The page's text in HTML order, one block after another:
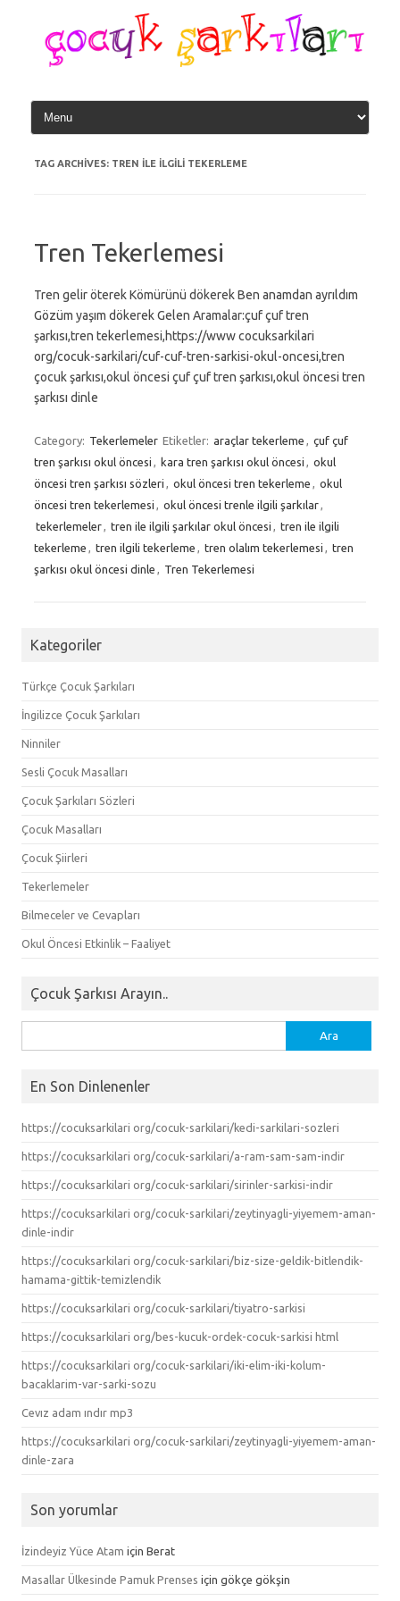
content
TAG ARCHIVES: TREN ILE ILGILI TEKERLEME
Tren Tekerlemesi
Tren gelir öterek Kömürünü dökerek Ben anamdan ayrıldım
Gözüm yaşım dökerek Gelen Aramalar:çuf çuf tren
şarkısı,tren tekerlemesi,https://www cocuksarkilari
org/cocuk-sarkilari/cuf-cuf-tren-sarkisi-okul-oncesi,tren
çocuk şarkısı,okul öncesi çuf çuf tren şarkısı,okul öncesi tren
şarkısı dinle
Category: Tekerlemeler Etiketler: araçlar tekerleme
çuf çuf
tren şarkısı okul öncesi
kara tren şarkısı okul öncesi
okul
öncesi tren şarkısı sözleri
okul öncesi tren tekerleme
okul
öncesi tren tekerlemesi
okul öncesi trenle ilgili şarkılar
tekerlemeler
tren ile ilgili şarkılar okul öncesi
tren ile ilgili
tekerleme
tren ilgili tekerleme tren olalım tekerlemesi
tren
şarkısı okul öncesi dinle
Tren Tekerlemesi
Kategoriler
Türkçe Çocuk Şarkıları
İngilizce Çocuk Şarkıları
Ninniler
Sesli Çocuk Masalları
Çocuk Şarkıları Sözleri
Çocuk Masalları
Çocuk Şiirleri
Tekerlemeler
Bilmeceler ve Cevapları
Okul Öncesi Etkinlik – Faaliyet
Çocuk Şarkısı Arayın..
En Son Dinlenenler
https://cocuksarkilari org/cocuk-sarkilari/kedi-sarkilari-sozleri
https://cocuksarkilari org/cocuk-sarkilari/a-ram-sam-sam-indir
https://cocuksarkilari org/cocuk-sarkilari/sirinler-sarkisi-indir
https://cocuksarkilari org/cocuk-sarkilari/zeytinyagli-yiyemem-aman-
dinle-indir
https://cocuksarkilari org/cocuk-sarkilari/biz-size-geldik-bitlendik-
hamama-gittik-temizlendik
https://cocuksarkilari org/cocuk-sarkilari/tiyatro-sarkisi
https://cocuksarkilari org/bes-kucuk-ordek-cocuk-sarkisi html
https://cocuksarkilari org/cocuk-sarkilari/iki-elim-iki-kolum-
bacaklarim-var-sarki-sozu
Cevız adam ındır mp3
https://cocuksarkilari org/cocuk-sarkilari/zeytinyagli-yiyemem-aman-
dinle-zara
Son yorumlar
İzindeyiz Yüce Atam için Berat
Masallar Ülkesinde Pamuk Prenses için gökçe gökşin